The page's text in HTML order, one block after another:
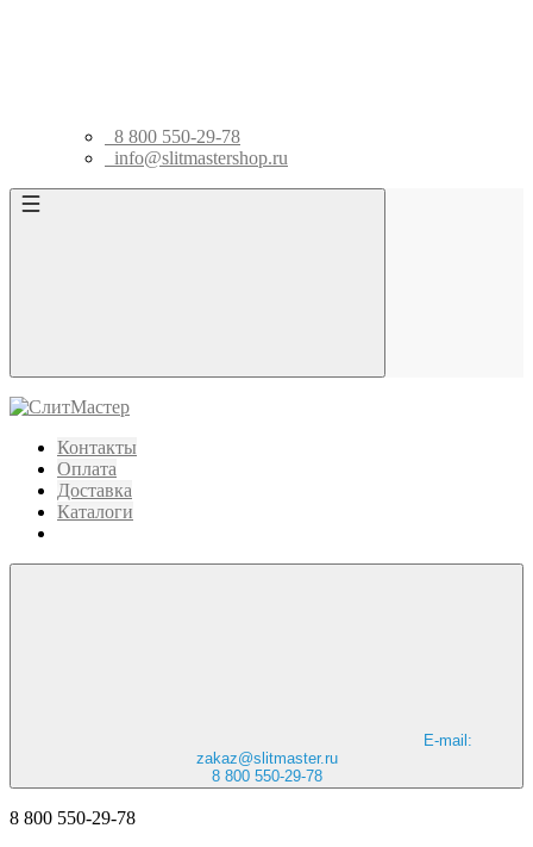
8 800 550-29-78
info@slitmastershop.ru
Контакты
Оплата
Доставка
Каталоги
E-mail:
zakaz@slitmaster.ru
8 800 550-29-78
8 800 550-29-78